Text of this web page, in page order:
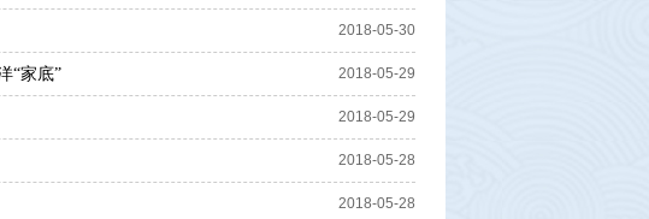
2018-05-30
“家底” 2018-05-29
2018-05-29
2018-05-28
2018-05-28